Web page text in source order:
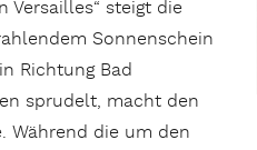
Versailles“ steigt die
Sonnenschein
Richtung Bad
sprudelt, macht den
Während die um den